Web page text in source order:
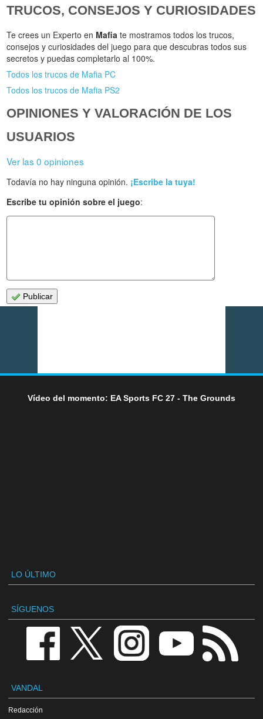
TRUCOS, CONSEJOS Y CURIOSIDADES
Te crees un Experto en Mafia te mostramos todos los trucos,
consejos y curiosidades del juego para que descubras todos sus
secretos y puedas completarlo al 100%.
Todos los trucos de Mafia PC
Todos los trucos de Mafia PS2
OPINIONES Y VALORACIÓN DE LOS
USUARIOS
Ver las 0 opiniones
Todavía no hay ninguna opinión. ¡Escribe la tuya!
Escribe tu opinión sobre el juego:
Publicar
Vídeo del momento: EA Sports FC 27 - The Grounds
LO ÚLTIMO
SÍGUENOS
VANDAL
Redacción